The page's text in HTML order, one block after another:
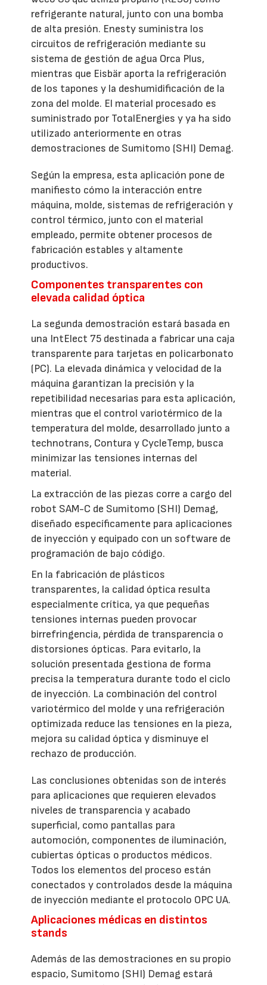
refrigerante natural, junto con una bomba
de alta presión. Enesty suministra los
circuitos de refrigeración mediante su
sistema de gestión de agua Orca Plus,
mientras que Eisbär aporta la refrigeración
de los tapones y la deshumidificación de la
zona del molde. El material procesado es
suministrado por TotalEnergies y ya ha sido
utilizado anteriormente en otras
demostraciones de Sumitomo (SHI) Demag.
Según la empresa, esta aplicación pone de
manifiesto cómo la interacción entre
máquina, molde, sistemas de refrigeración y
control térmico, junto con el material
empleado, permite obtener procesos de
fabricación estables y altamente
productivos.
Componentes transparentes con
elevada calidad óptica
La segunda demostración estará basada en
una IntElect 75 destinada a fabricar una caja
transparente para tarjetas en policarbonato
(PC). La elevada dinámica y velocidad de la
máquina garantizan la precisión y la
repetibilidad necesarias para esta aplicación,
mientras que el control variotérmico de la
temperatura del molde, desarrollado junto a
technotrans, Contura y CycleTemp, busca
minimizar las tensiones internas del
material.
La extracción de las piezas corre a cargo del
robot SAM-C de Sumitomo (SHI) Demag,
diseñado específicamente para aplicaciones
de inyección y equipado con un software de
programación de bajo código.
En la fabricación de plásticos
transparentes, la calidad óptica resulta
especialmente crítica, ya que pequeñas
tensiones internas pueden provocar
birrefringencia, pérdida de transparencia o
distorsiones ópticas. Para evitarlo, la
solución presentada gestiona de forma
precisa la temperatura durante todo el ciclo
de inyección. La combinación del control
variotérmico del molde y una refrigeración
optimizada reduce las tensiones en la pieza,
mejora su calidad óptica y disminuye el
rechazo de producción.
Las conclusiones obtenidas son de interés
para aplicaciones que requieren elevados
niveles de transparencia y acabado
superficial, como pantallas para
automoción, componentes de iluminación,
cubiertas ópticas o productos médicos.
Todos los elementos del proceso están
conectados y controlados desde la máquina
de inyección mediante el protocolo OPC UA.
Aplicaciones médicas en distintos
stands
Además de las demostraciones en su propio
espacio, Sumitomo (SHI) Demag estará